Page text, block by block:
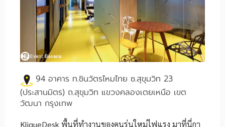
94 อาคาร ท.ชินวัตรไหมไทย ซ.สุขุมวิท 23
(ประสานมิตร) ถ.สุขุมวิท แขวงคลองเตยเหนือ เขต
วัฒนา กรุงเทพ
KliqueDesk พื้นที่ทำงานของคนรุ่นใหม่ไฟแรง มาที่นี่กา